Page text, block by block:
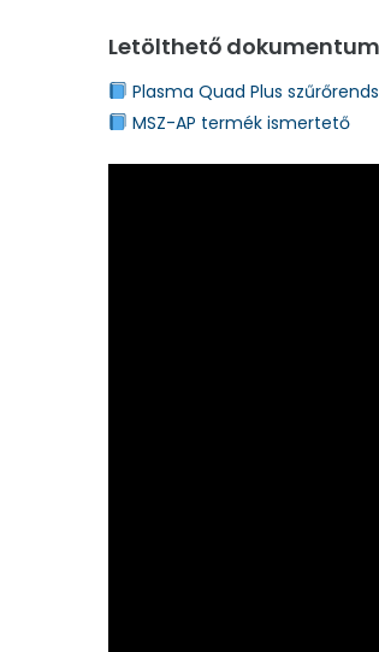
Letölthető
Plasma Quad Plus
MSZ-AP termék ismertető